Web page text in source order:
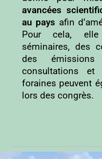
avancées
au pays afin
Pour cela,
séminaires, des
des émissions
consultations
foraines peuvent
lors des congrès.